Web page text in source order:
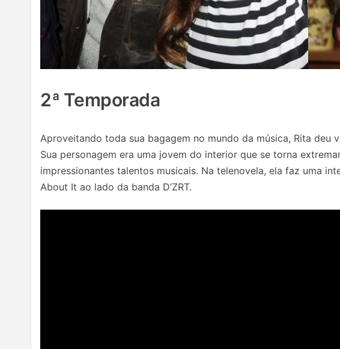
2ª Temporada
Aproveitando toda sua bagagem no mundo da música, Rita deu
Sua personagem era uma jovem do interior que se torna
impressionantes talentos musicais. Na telenovela, ela faz uma
About It ao lado da banda D’ZRT.